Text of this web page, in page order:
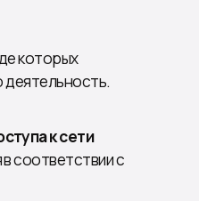
которых
деятельность.
к сети
соответствии с